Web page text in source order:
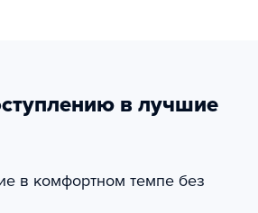
в лучшие
в комфортном темпе без